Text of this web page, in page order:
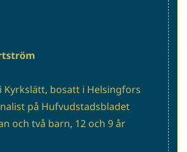
Kyrkslätt, bosatt i Helsingfors
på Hufvudstadsbladet
och två barn, 12 och 9 år